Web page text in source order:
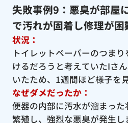
失敗事例9：悪臭が部屋
で汚れが固着し修理が困
状況：
トイレットペーパーのつま
けるだろうと考えていたIさ
いたため、1週間ほど様子を
なぜダメだったか：
便器の内部に汚水が溜まっ
繁殖し、強烈な悪臭が発生